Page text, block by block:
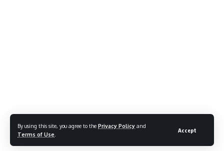
By using this site, you agree to the Privacy Policy and
Terms of Use
Accept